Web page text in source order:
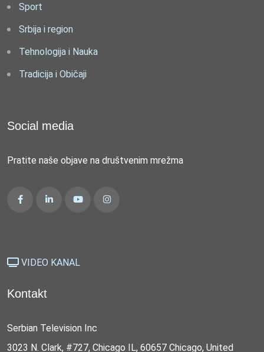
Sport
Srbija i region
Tehnologija i Nauka
Tradicija i Običaji
Social media
Pratite naše objave na društvenim mrežma
VIDEO KANAL
Kontakt
Serbian Television Inc
3023 N. Clark, #727, Chicago IL, 60657 Chicago, United